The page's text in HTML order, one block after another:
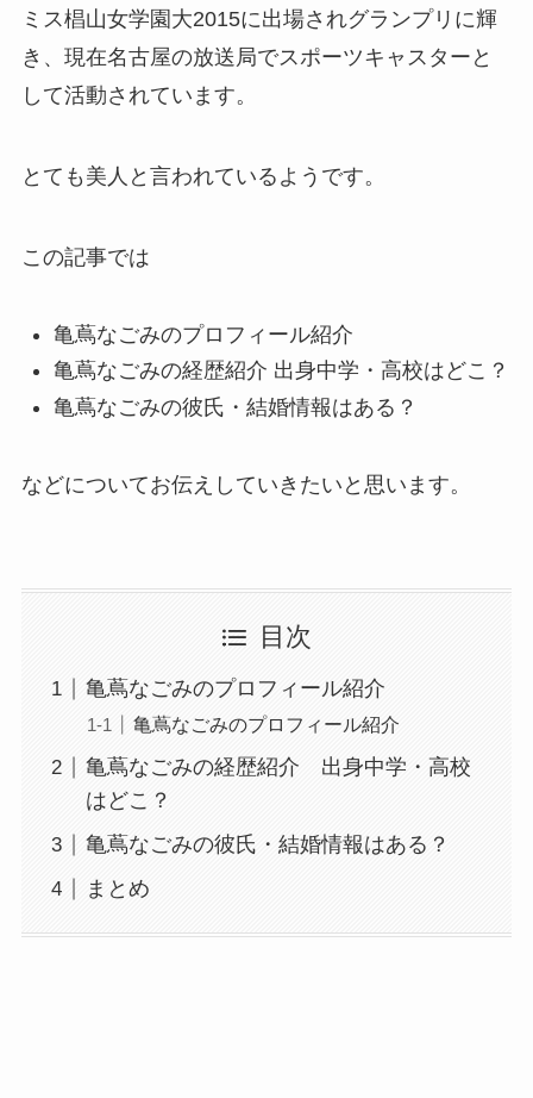
ミス椙山女学園大2015に出場されグランプリに輝
き、現在名古屋の放送局でスポーツキャスターと
して活動されています。
とても美人と言われているようです。
この記事では
亀蔦なごみのプロフィール紹介
亀蔦なごみの経歴紹介 出身中学・高校はどこ？
亀蔦なごみの彼氏・結婚情報はある？
などについてお伝えしていきたいと思います。
目次
亀蔦なごみのプロフィール紹介
亀蔦なごみのプロフィール紹介
亀蔦なごみの経歴紹介 出身中学・高校
はどこ？
亀蔦なごみの彼氏・結婚情報はある？
まとめ